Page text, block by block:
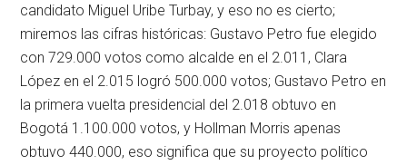
candidato Miguel Uribe Turbay, y eso no es cierto;
miremos las cifras históricas: Gustavo Petro fue elegido
con 729.000 votos como alcalde en el 2.011, Clara
López en el 2.015 logró 500.000 votos; Gustavo Petro en
la primera vuelta presidencial del 2.018 obtuvo en
Bogotá 1.100.000 votos, y Hollman Morris apenas
obtuvo 440.000, eso significa que su proyecto político